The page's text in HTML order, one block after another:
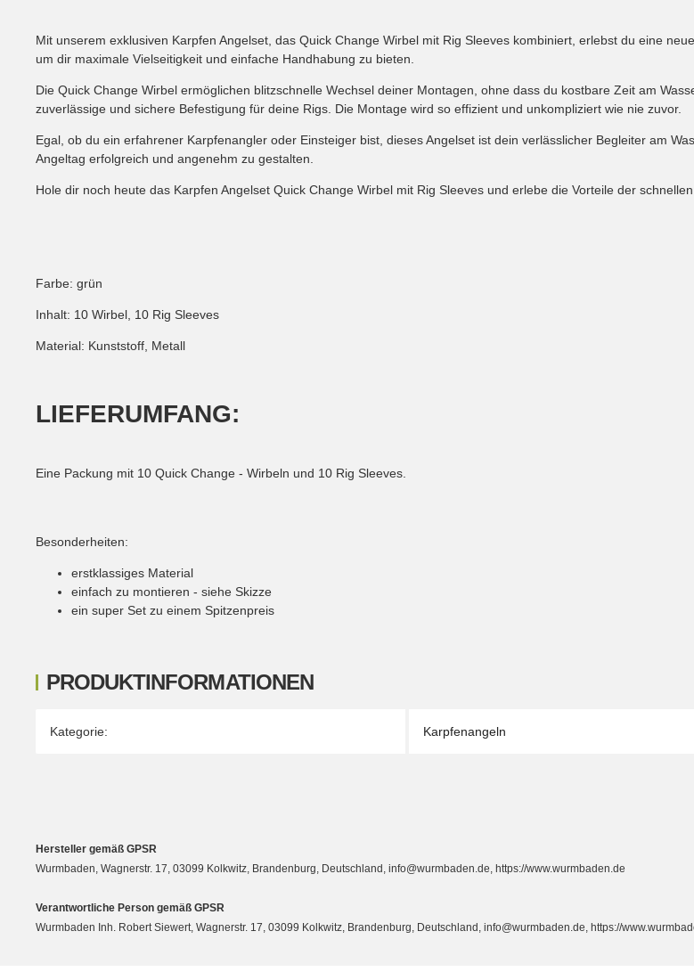
PRODUKTINFORMATIONEN
Produkteigenschaft
Wert
Kategorie: Karpfenangeln
Mit unserem exklusiven Karpfen Angelset, das Quick Change Wirbel mit Rig Sleeves kombiniert, erlebst du eine
um dir maximale Vielseitigkeit und einfache Handhabung zu bieten.
Die Quick Change Wirbel ermöglichen blitzschnelle Wechsel deiner Montagen, ohne dass du kostbare Zeit am
zuverlässige und sichere Befestigung für deine Rigs. Die Montage wird so effizient und unkompliziert wie nie zuvor.
Egal, ob du ein erfahrener Karpfenangler oder Einsteiger bist, dieses Angelset ist dein verlässlicher Begleiter am
Angeltag erfolgreich und angenehm zu gestalten.
Hole dir noch heute das Karpfen Angelset Quick Change Wirbel mit Rig Sleeves und erlebe die Vorteile der
Farbe: grün
Inhalt: 10 Wirbel, 10 Rig Sleeves
Material: Kunststoff, Metall
LIEFERUMFANG:
Eine Packung mit 10 Quick Change - Wirbeln und 10 Rig Sleeves.
Besonderheiten:
erstklassiges Material
einfach zu montieren - siehe Skizze
ein super Set zu einem Spitzenpreis
Hersteller gemäß GPSR
Wurmbaden, Wagnerstr. 17, 03099 Kolkwitz, Brandenburg, Deutschland, info@wurmbaden.de, https://www.wurmbaden.de
Verantwortliche Person gemäß GPSR
Wurmbaden Inh. Robert Siewert, Wagnerstr. 17, 03099 Kolkwitz, Brandenburg, Deutschland, info@wurmbaden.de, https://